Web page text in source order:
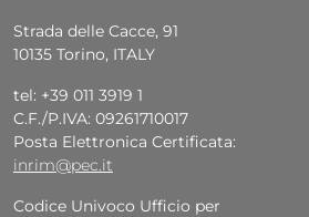
Strada delle Cacce, 91
10135 Torino, ITALY
tel: +39 011 3919 1
C.F./P.IVA: 09261710017
Posta Elettronica Certificata:
inrim@pec.it
Codice Univoco Ufficio per